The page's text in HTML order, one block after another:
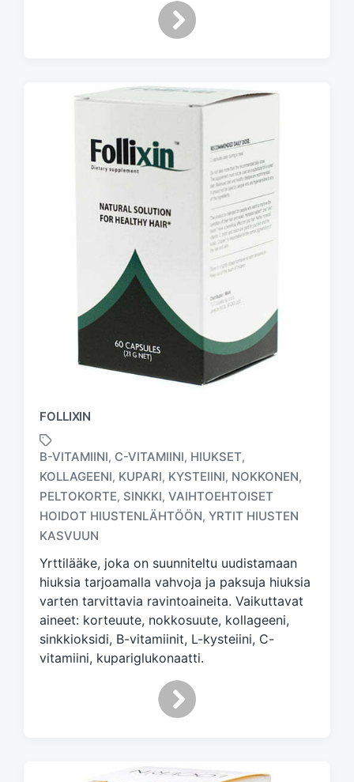
FOLLIXIN
T
a
g
e
d
w
t
h
B-VITAMIINI, C-VITAMIINI, HIUKSET,
KOLLAGEENI, KUPARI, KYSTEIINI, NOKKONEN,
PELTOKORTE, SINKKI, VAIHTOEHTOISET
HOIDOT HIUSTENLÄHTÖÖN, YRTIT HIUSTEN
KASVUUN
Yrttilääke, joka on suunniteltu uudistamaan
hiuksia tarjoamalla vahvoja ja paksuja hiuksia
varten tarvittavia ravintoaineita. Vaikuttavat
aineet: korteuute, nokkosuute, kollageeni,
sinkkioksidi, B-vitamiinit, L-kysteiini, C-
vitamiini, kupariglukonaatti.